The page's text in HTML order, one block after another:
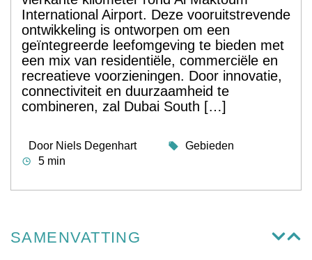
International Airport. Deze vooruitstrevende
ontwikkeling is ontworpen om een
geïntegreerde leefomgeving te bieden met
een mix van residentiële, commerciële en
recreatieve voorzieningen. Door innovatie,
connectiviteit en duurzaamheid te
combineren, zal Dubai South […]
Door Niels Degenhart
Gebieden
5 min
SAMENVATTING